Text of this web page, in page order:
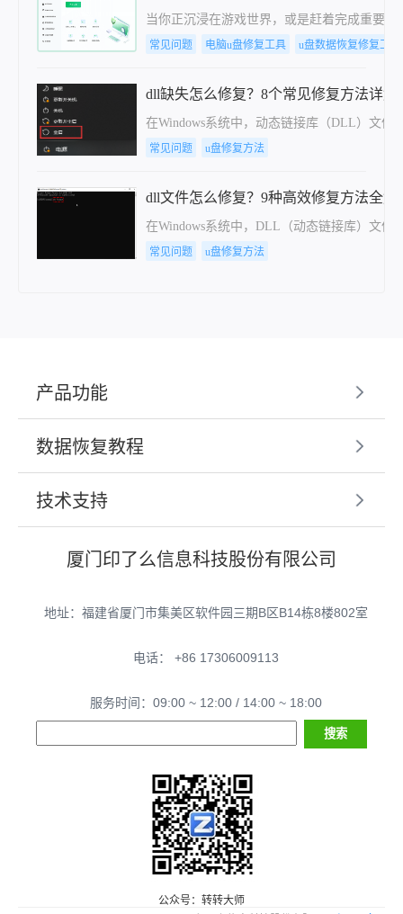
当你正沉浸在游戏世界，或是赶着完成重要
常见问题 电脑u盘修复工具 u盘数据恢复修复工
dll缺失怎么修复？8个常见修复方法详解
在Windows系统中，动态链接库（DLL）文
常见问题 u盘修复方法
dll文件怎么修复？9种高效修复方法全解
在Windows系统中，DLL（动态链接库）文
常见问题 u盘修复方法
产品功能
数据恢复教程
技术支持
厦门印了么信息科技股份有限公司
地址：福建省厦门市集美区软件园三期B区B14栋8楼802室
电话： +86 17306009113
服务时间：09:00 ~ 12:00 / 14:00 ~ 18:00
公众号：转转大师